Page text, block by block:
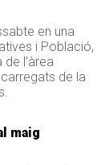
en una
i Població,
l’àrea
de la
maig